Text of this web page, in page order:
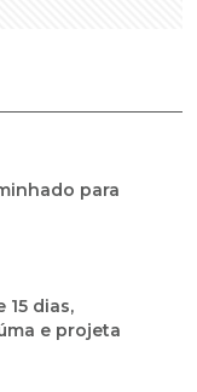
para
15 dias,
e projeta